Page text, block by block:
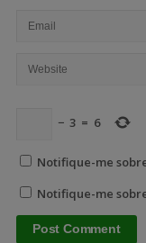
− 3 = 6
Notifique-me
Notifique-me